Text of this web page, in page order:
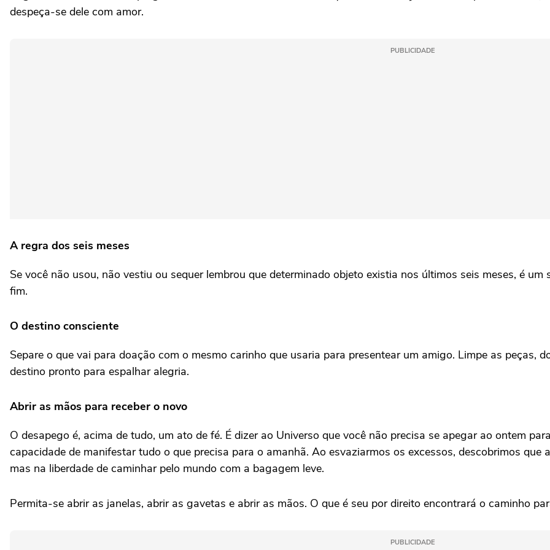
despeça-se dele com amor.
PUBLICIDADE
A regra dos seis meses
Se você não usou, não vestiu ou sequer lembrou que determinado objeto existia nos últimos seis meses, é
fim.
O destino consciente
Separe o que vai para doação com o mesmo carinho que usaria para presentear um amigo. Limpe as peças,
destino pronto para espalhar alegria.
Abrir as mãos para receber o novo
O desapego é, acima de tudo, um ato de fé. É dizer ao Universo que você não precisa se apegar ao ontem
capacidade de manifestar tudo o que precisa para o amanhã. Ao esvaziarmos os excessos, descobrimos que
mas na liberdade de caminhar pelo mundo com a bagagem leve.
Permita-se abrir as janelas, abrir as gavetas e abrir as mãos. O que é seu por direito encontrará o caminho
PUBLICIDADE